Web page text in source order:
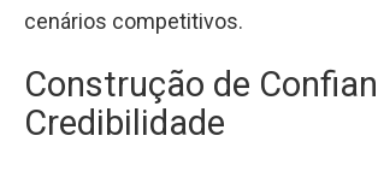
cenários competitivos.
Construção de
Credibilidade